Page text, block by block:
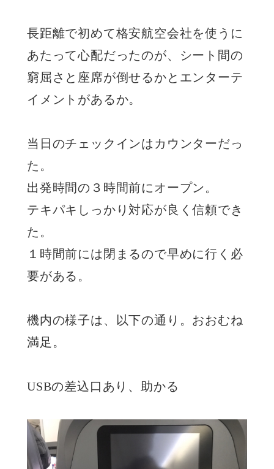
長距離で初めて格安航空会社を使うに
あたって心配だったのが、シート間の
窮屈さと座席が倒せるかとエンターテ
イメントがあるか。
当日のチェックインはカウンターだっ
た。
出発時間の３時間前にオープン。
テキパキしっかり対応が良く信頼でき
た。
１時間前には閉まるので早めに行く必
要がある。
機内の様子は、以下の通り。おおむね
満足。
USBの差込口あり、助かる